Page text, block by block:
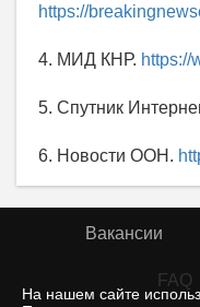
На нашем сайте
https://
4. МИД КНР. https://
5. Спутник
6. Новости ООН.
Вакансии
FAQ